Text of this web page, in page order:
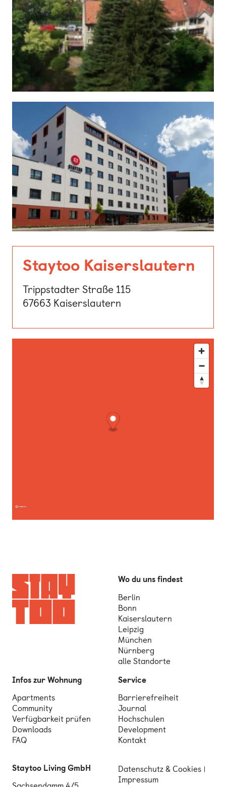
Staytoo Kaiserslautern
Trippstadter Straße 115
67663 Kaiserslautern
Diese Karte zeigt unseren Standort. Nutzen Sie den
Wo du uns findest
Berlin
Bonn
Kaiserslautern
Leipzig
München
Nürnberg
alle Standorte
Infos zur Wohnung
Apartments
Community
Verfügbarkeit prüfen
Downloads
FAQ
Service
Barrierefreiheit
Journal
Hochschulen
Development
Kontakt
Staytoo Living GmbH
Datenschutz & Cookies
Impressum